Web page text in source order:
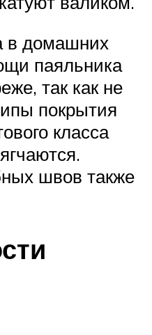
в домашних
паяльника
так как не
покрытия
класса
швов также